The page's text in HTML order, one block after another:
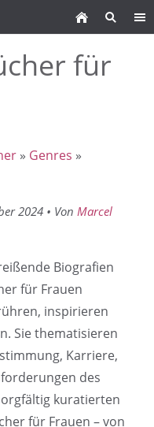
für
» Genres »
2024 • Von Marcel
Biografien
für Frauen
inspirieren
Sie thematisieren
Karriere,
des
kuratierten
für Frauen – von